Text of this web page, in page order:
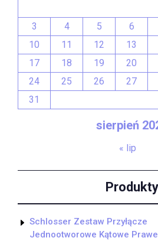
sierpień
3
4 5 6
10
11 12 13
17
18 19 20
24
25 26 27
31
« lip
Produkty
Schlosser Zestaw Przyłącze
Jednootworowe Kątowe